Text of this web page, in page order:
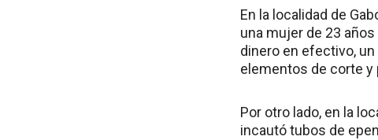
En la localidad de
una mujer de 23
dinero en efectivo,
elementos de corte y
Por otro lado, en la
incautó tubos de